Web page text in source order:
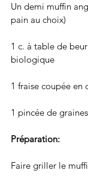
Un demi muffin
pain au choix)
1 c. à table de
biologique
1 fraise coupée en
1 pincée de
Préparation:
Faire griller le